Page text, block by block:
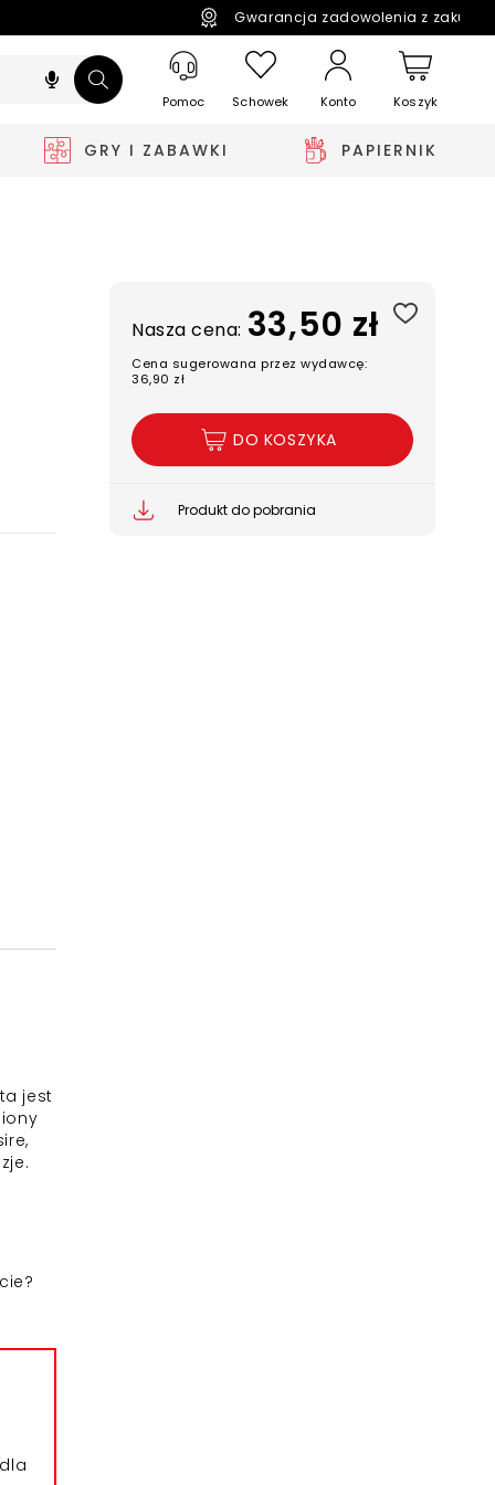
Gwarancja zadowolenia z
Pomoc Schowek Konto Koszyk
GRY I ZABAWKI PAPIERNIK
jest
Nasza cena: 33,50 zł
Cena sugerowana przez wydawcę:
36,90 zł
DO KOSZYKA
Produkt do pobrania